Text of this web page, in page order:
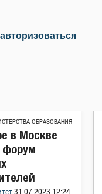
авторизоваться
ОБРАЗОВАНИЯ
в Москве
форум